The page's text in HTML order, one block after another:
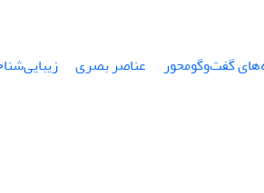
گفت‌وگومحور عناصر بصری